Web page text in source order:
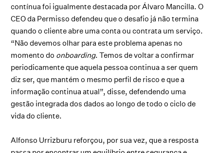
contínua foi igualmente destacada por Álvaro Mancilla. O
CEO da Permisso defendeu que o desafio já não termina
quando o cliente abre uma conta ou contrata um serviço.
“Não devemos olhar para este problema apenas no
momento do onboarding. Temos de voltar a confirmar
periodicamente que aquela pessoa continua a ser quem
diz ser, que mantém o mesmo perfil de risco e que a
informação continua atual”, disse, defendendo uma
gestão integrada dos dados ao longo de todo o ciclo de
vida do cliente.
Alfonso Urrizburu reforçou, por sua vez, que a resposta